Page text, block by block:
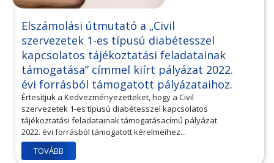
Elszámolási útmutató a „Civil
szervezetek 1-es típusú diabétesszel
kapcsolatos tájékoztatási feladatainak
támogatása” címmel kiírt pályázat 2022.
évi forrásból támogatott pályázataihoz.
Értesítjük a Kedvezményezetteket, hogy a Civil
szervezetek 1-es típusú diabétesszel kapcsolatos
tájékoztatási feladatainak támogatásacímű pályázat
2022. évi forrásból támogatott kérelmeihez...
TOVÁBB